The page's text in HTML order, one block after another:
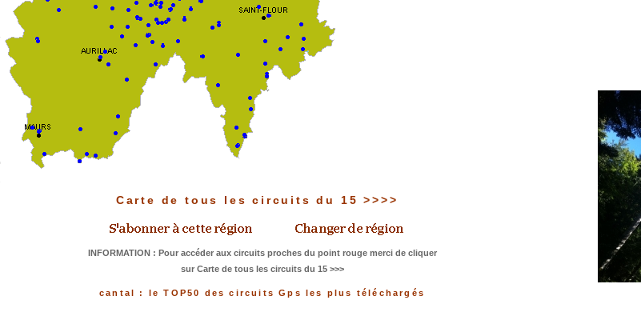
Carte de tous les circuits du 15 >>>>
INFORMATION : Pour accéder aux circuits proches du point rouge merci de cliquer
sur Carte de tous les circuits du 15 >>>
cantal : le TOP50 des circuits Gps les plus téléchargés